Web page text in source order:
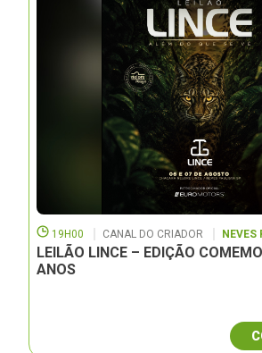
19H00 CANAL DO CRIADOR NEVES
LEILÃO LINCE – EDIÇÃO
ANOS